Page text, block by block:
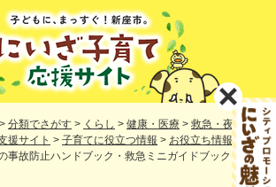
> 分類でさがす > くらし > 健康・医療 > 救急・夜間休日
援サイト > 子育てに役立つ情報 > お役立ち情報・サー
事故防止ハンドブック・救急ミニガイドブックについ